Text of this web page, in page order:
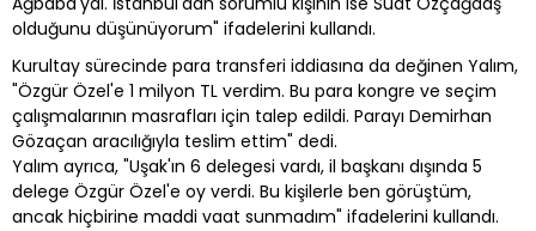
olduğunu düşünüyorum" ifadelerini kullandı.
Kurultay sürecinde para transferi iddiasına da değinen Yalım,
"Özgür Özel'e 1 milyon TL verdim. Bu para kongre ve seçim
çalışmalarının masrafları için talep edildi. Parayı Demirhan
Gözaçan aracılığıyla teslim ettim" dedi.
Yalım ayrıca, "Uşak'ın 6 delegesi vardı, il başkanı dışında 5
delege Özgür Özel'e oy verdi. Bu kişilerle ben görüştüm,
ancak hiçbirine maddi vaat sunmadım" ifadelerini kullandı.